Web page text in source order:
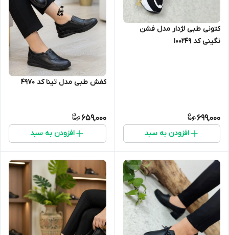
کتونی طبی لژدار مدل فشن
نگینی کد 100249
699,000
افزودن به سبد
کفش طبی مدل تینا کد 4970
659,000
افزودن به سبد